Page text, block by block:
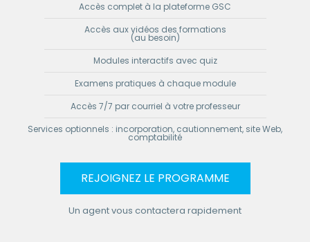
Accès complet à la plateforme GSC
Accès aux vidéos des formations
(au besoin)
Modules interactifs avec quiz
Examens pratiques à chaque module
Accès 7/7 par courriel à votre professeur
Services optionnels : incorporation, cautionnement, site Web,
comptabilité
REJOIGNEZ LE PROGRAMME
Un agent vous contactera rapidement